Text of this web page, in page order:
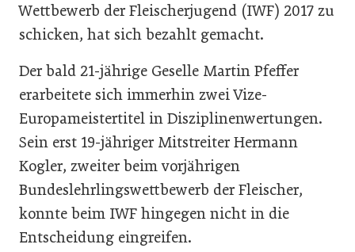
Wettbewerb der Fleischerjugend (IWF) 2017 zu
schicken, hat sich bezahlt gemacht.
Der bald 21-jährige Geselle Martin Pfeffer
erarbeitete sich immerhin zwei Vize-
Europameistertitel in Disziplinenwertungen.
Sein erst 19-jähriger Mitstreiter Hermann
Kogler, zweiter beim vorjährigen
Bundeslehrlingswettbewerb der Fleischer,
konnte beim IWF hingegen nicht in die
Entscheidung eingreifen.